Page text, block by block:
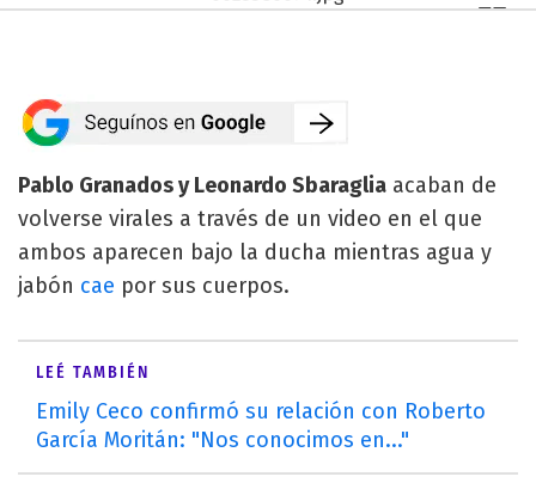
Pablo Granados y Leonardo Sbaraglia acaban de
volverse virales a través de un video en el que
ambos aparecen bajo la ducha mientras agua y
jabón cae por sus cuerpos.
LEÉ TAMBIÉN
Emily Ceco confirmó su relación con Roberto
García Moritán: "Nos conocimos en..."